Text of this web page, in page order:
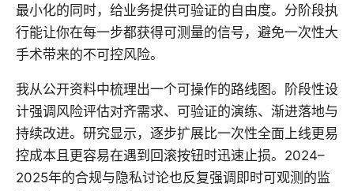
最小化的同时，给业务提供可验证的自由度。分阶段执
行能让你在每一步都获得可测量的信号，避免一次性大
手术带来的不可控风险。
我从公开资料中梳理出一个可操作的路线图。阶段性设
计强调风险评估对齐需求、可验证的演练、渐进落地与
持续改进。研究显示，逐步扩展比一次性全面上线更易
控成本且更容易在遇到回滚按钮时迅速止损。2024–
2025年的合规与隐私讨论也反复强调即时可观测的监